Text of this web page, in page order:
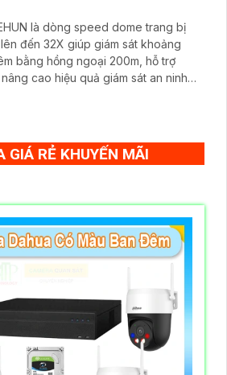
là dòng speed dome trang bị
đến 32X giúp giám sát khoảng
bằng hồng ngoại 200m, hỗ trợ
cao hiệu quả giám sát an ninh,
GIÁ RẺ KHUYẾN MÃI